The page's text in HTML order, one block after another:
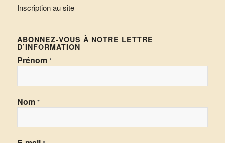
Inscription au site
ABONNEZ-VOUS À NOTRE LETTRE
D’INFORMATION
Prénom *
Nom *